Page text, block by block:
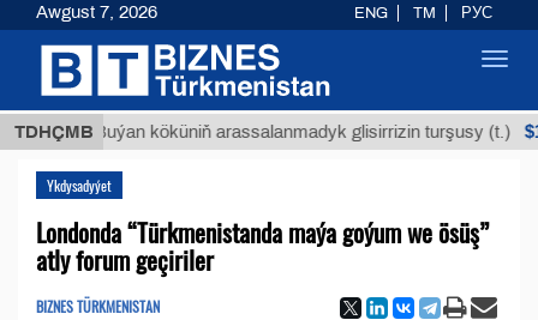
TDHÇMB
Buýan köküniň arassalanmadyk glisirrizin turşusy (t.)
Ykdysadyýet
Londonda “Türkmenistanda maýa goýum we ösüş”
atly forum geçiriler
BIZNES TÜRKMENISTAN
Awgust 7, 2026 ENG TM РУС